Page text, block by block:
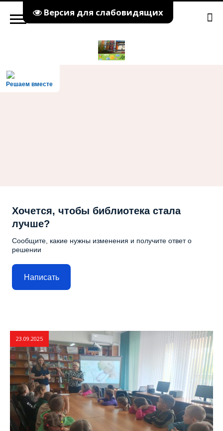
Версия для слабовидящих
Решаем вместе
Хочется, чтобы библиотека стала
лучше?
Сообщите, какие нужны изменения и получите ответ о
решении
Написать
23.09.2025